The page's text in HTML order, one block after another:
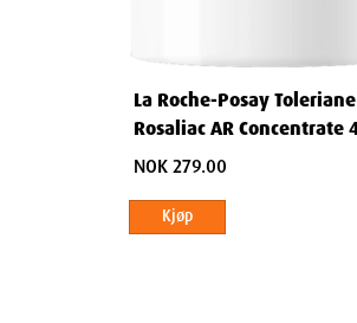
La Roche-Posay Toleriane
Rosaliac AR Concentrate
NOK 279.00
Kjøp